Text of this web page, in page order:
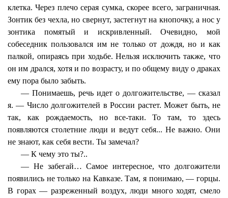
клетка. Через плечо серая сумка, скорее всего, заграничная.
Зонтик без чехла, но свернут, застегнут на кнопочку, а нос у
зонтика помятый и искривленный. Очевидно, мой
собеседник пользовался им не только от дождя, но и как
палкой, опираясь при ходьбе. Нельзя исключить также, что
он им дрался, хотя и по возрасту, и по общему виду о драках
ему пора было забыть.
— Понимаешь, речь идет о долгожительстве, — сказал
я. — Число долгожителей в России растет. Может быть, не
так, как рождаемость, но все-таки. То там, то здесь
появляются столетние люди и ведут себя... Не важно. Они
не знают, как себя вести. Ты замечал?
— К чему это ты?..
— Не забегай… Самое интересное, что долгожители
появились не только на Кавказе. Там, я понимаю, — горцы.
В горах — разреженный воздух, люди много ходят, смело